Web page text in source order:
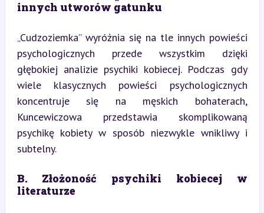
innych utworów gatunku
„Cudzoziemka” wyróżnia się na tle innych powieści
psychologicznych przede wszystkim dzięki
głębokiej analizie psychiki kobiecej. Podczas gdy
wiele klasycznych powieści psychologicznych
koncentruje się na męskich bohaterach,
Kuncewiczowa przedstawia skomplikowaną
psychikę kobiety w sposób niezwykle wnikliwy i
subtelny.
B. Złożoność psychiki kobiecej w
literaturze